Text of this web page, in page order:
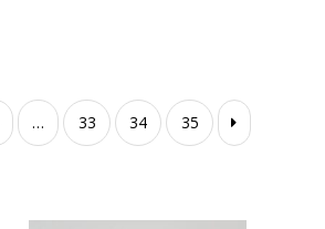
… 33 34 35